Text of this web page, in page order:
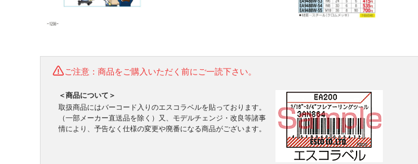
ご注意：商品をご購入いただく前にご一読下さい。
＜商品について＞
取扱商品にはバーコード入りのエスコラベルを貼っております。
（一部メーカー直送品を除く）又、モデルチェンジ・改良等諸事
情により、予告なく仕様の変更や廃番になる商品がございます。